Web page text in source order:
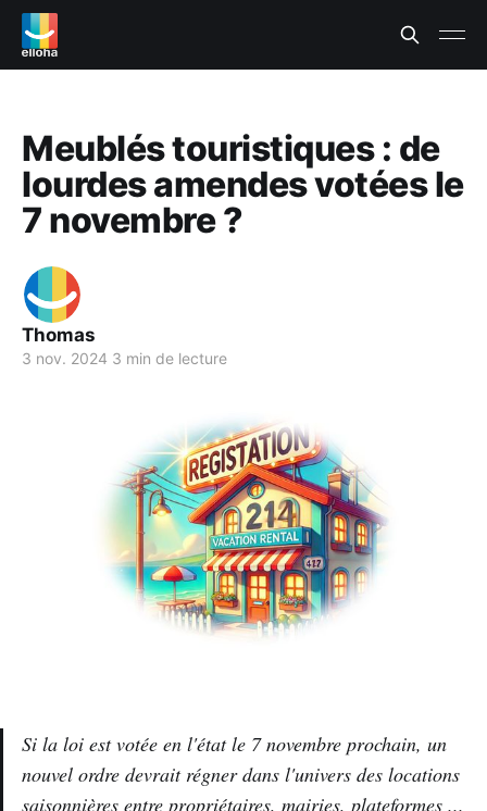
Meublés touristiques : de
lourdes amendes votées le
7 novembre ?
Thomas
3 nov. 2024 3 min de lecture
Si la loi est votée en l'état le 7 novembre prochain, un
nouvel ordre devrait régner dans l'univers des locations
saisonnières entre propriétaires, mairies, plateformes ...